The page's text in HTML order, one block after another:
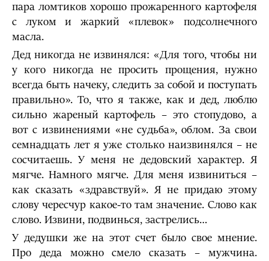
пара ломтиков хорошо прожаренного картофеля
с луком и жаркий «плевок» подсолнечного
масла.
Дед никогда не извинялся: «Для того, чтобы ни
у кого никогда не просить прощения, нужно
всегда быть начеку, следить за собой и поступать
правильно». То, что я также, как и дед, люблю
сильно жареный картофель – это стопудово, а
вот с извинениями «не судьба», облом. За свои
семнадцать лет я уже столько наизвинялся – не
сосчитаешь. У меня не дедовский характер. Я
мягче. Намного мягче. Для меня извиниться –
как сказать «здравствуй». Я не придаю этому
слову чересчур какое-то там значение. Слово как
слово. Извини, подвинься, застрелись…
У дедушки же на этот счет было свое мнение.
Про деда можно смело сказать – мужчина.